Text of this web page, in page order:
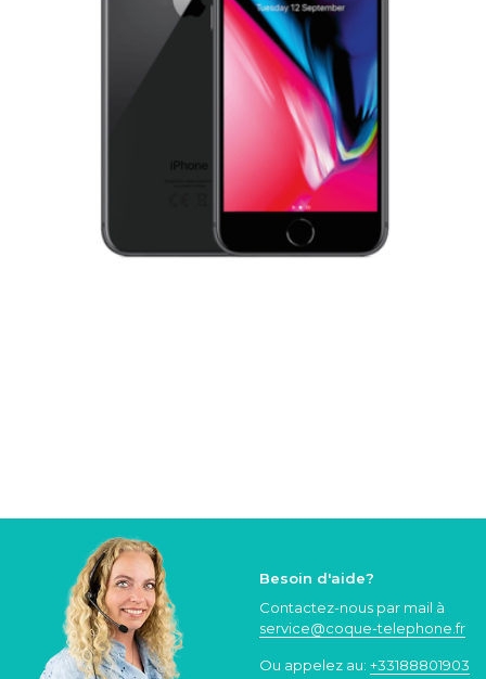
Besoin d'aide?
Contactez-nous par mail à
service@coque-telephone.fr
Ou appelez au: +33188801903